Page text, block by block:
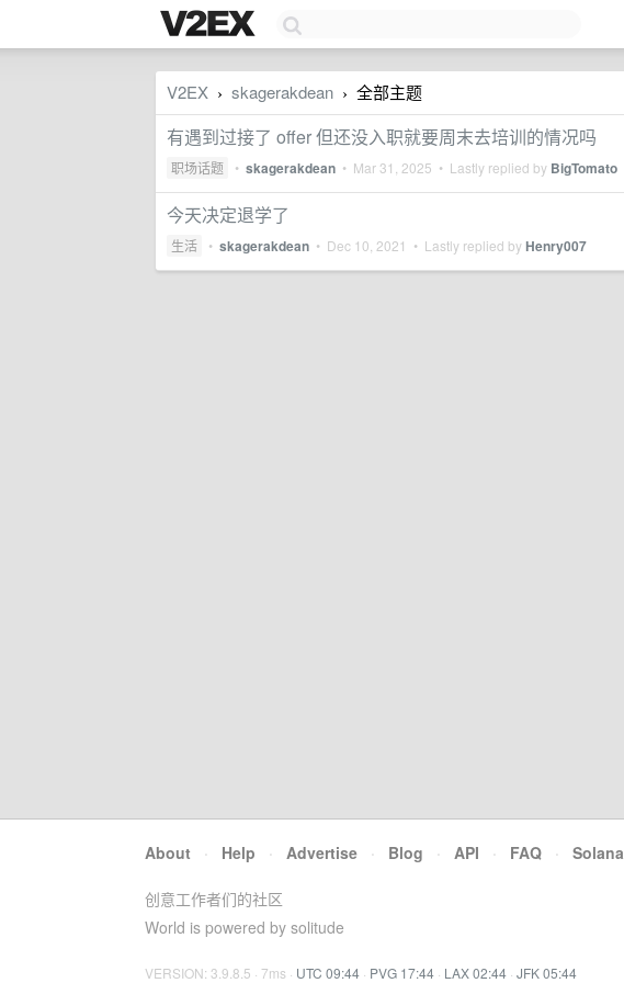
V2EX › skagerakdean › 全部主题
有遇到过接了 offer 但还没入职就要周末去培训的情况吗
职场话题 • skagerakdean • Mar 31, 2025 • Lastly replied by BigTomato
今天决定退学了
生活 • skagerakdean • Dec 10, 2021 • Lastly replied byHenry007
About · Help · Advertise · Blog · API · FAQ · Solana
创意工作者们的社区
World is powered by solitude
VERSION: 3.9.8.5 · 7ms · UTC 09:44 · PVG 17:44 · LAX 02:44 · JFK 05:44